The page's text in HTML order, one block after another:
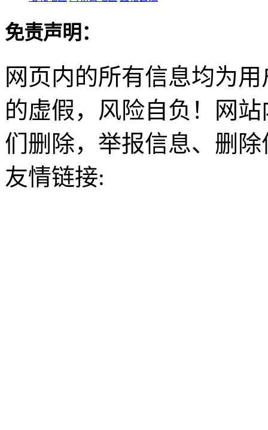
免责声明：
网页内的所有信息均为
的虚假，风险自负！网
们删除，举报信息、删
友情链接: